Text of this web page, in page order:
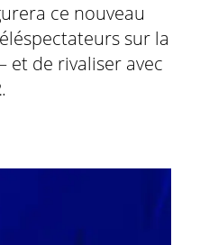
ce nouveau
sur la
et de rivaliser avec
.